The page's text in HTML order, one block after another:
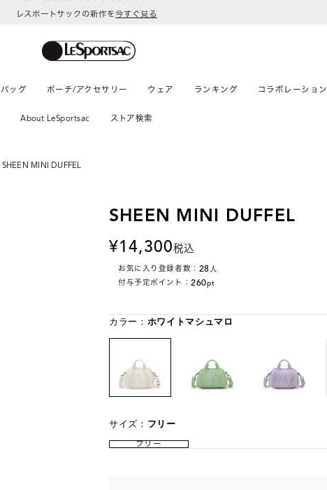
レスポートサックの新作を今すぐ見る
バッグ ポーチ/アクセサリー ウェア ランキング コラボレーション
About LeSportsac ストア検索
SHEEN MINI DUFFEL
SHEEN MINI DUFFEL
14,300税込
お気に入り登録者数： 28人
付与予定ポイント：260pt
カラー： ホワイトマシュマロ
サイズ： フリー
フリー